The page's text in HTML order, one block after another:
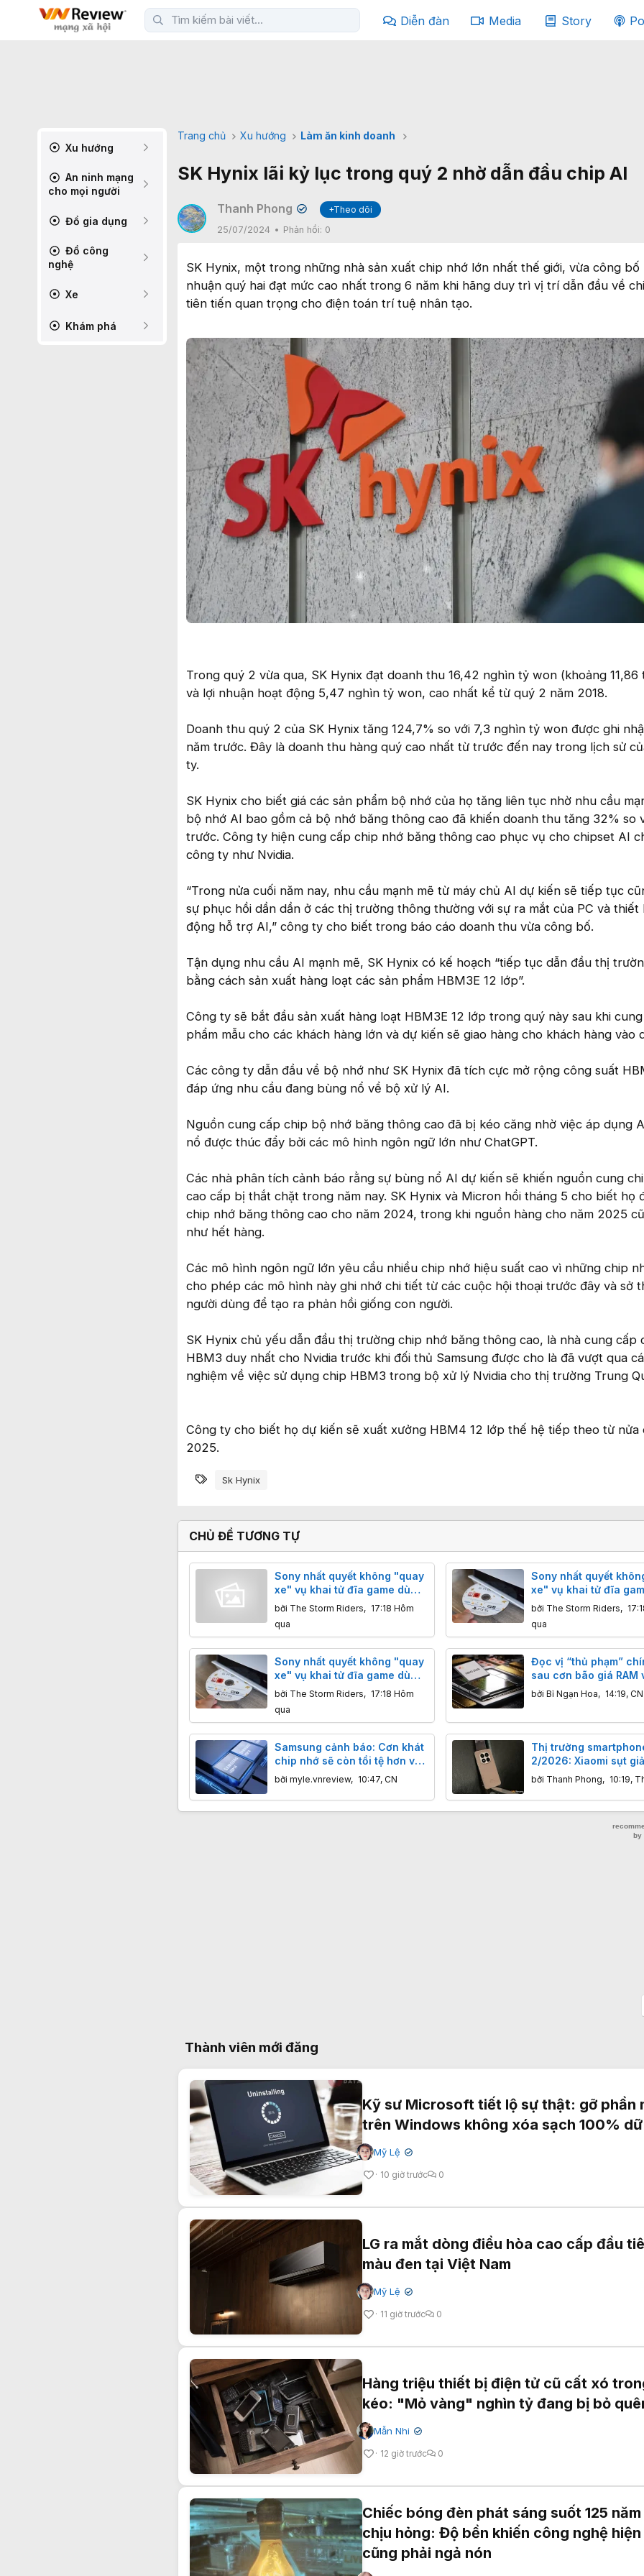
Diễn đàn Media Story
Xu hướng
An ninh mạng
cho mọi người
Đồ gia dụng
Đồ công
nghệ
Xe
Khám phá
Trang chủ Xu hướng Làm ăn kinh doanh
SK Hynix lãi kỷ lục trong quý 2 nhờ dẫn đầu chip AI
Thanh Phong ✔
+Theo dõi
25/07/2024
Phản hồi: 0
SK Hynix, một trong những nhà sản xuất chip nhớ lớn nhất thế giới, vừa công bố
nhuận quý hai đạt mức cao nhất trong 6 năm khi hãng duy trì vị trí dẫn đầu về
tiên tiến quan trọng cho điện toán trí tuệ nhân tạo.
Trong quý 2 vừa qua, SK Hynix đạt doanh thu 16,42 nghìn tỷ won (khoảng 11,86
và lợi nhuận hoạt động 5,47 nghìn tỷ won, cao nhất kể từ quý 2 năm 2018.
Doanh thu quý 2 của SK Hynix tăng 124,7% so với 7,3 nghìn tỷ won được ghi
năm trước. Đây là doanh thu hàng quý cao nhất từ trước đến nay trong lịch sử
ty.
SK Hynix cho biết giá các sản phẩm bộ nhớ của họ tăng liên tục nhờ nhu cầu
bộ nhớ AI bao gồm cả bộ nhớ băng thông cao đã khiến doanh thu tăng 32% so
trước. Công ty hiện cung cấp chip nhớ băng thông cao phục vụ cho chipset AI
công ty như Nvidia.
“Trong nửa cuối năm nay, nhu cầu mạnh mẽ từ máy chủ AI dự kiến sẽ tiếp tục
sự phục hồi dần dần ở các thị trường thông thường với sự ra mắt của PC và thiết
động hỗ trợ AI,” công ty cho biết trong báo cáo doanh thu vừa công bố.
Tận dụng nhu cầu AI mạnh mẽ, SK Hynix có kế hoạch “tiếp tục dẫn đầu thị
bằng cách sản xuất hàng loạt các sản phẩm HBM3E 12 lớp”.
Công ty sẽ bắt đầu sản xuất hàng loạt HBM3E 12 lớp trong quý này sau khi
phẩm mẫu cho các khách hàng lớn và dự kiến sẽ giao hàng cho khách hàng vào
Các công ty dẫn đầu về bộ nhớ như SK Hynix đã tích cực mở rộng công suất
đáp ứng nhu cầu đang bùng nổ về bộ xử lý AI.
Nguồn cung cấp chip bộ nhớ băng thông cao đã bị kéo căng nhờ việc áp dụng
nổ được thúc đẩy bởi các mô hình ngôn ngữ lớn như ChatGPT.
Các nhà phân tích cảnh báo rằng sự bùng nổ AI dự kiến sẽ khiến nguồn cung
cao cấp bị thắt chặt trong năm nay. SK Hynix và Micron hồi tháng 5 cho biết họ
chip nhớ băng thông cao cho năm 2024, trong khi nguồn hàng cho năm 2025
như hết hàng.
Các mô hình ngôn ngữ lớn yêu cầu nhiều chip nhớ hiệu suất cao vì những chip
cho phép các mô hình này ghi nhớ chi tiết từ các cuộc hội thoại trước đây và sở
người dùng để tạo ra phản hồi giống con người.
SK Hynix chủ yếu dẫn đầu thị trường chip nhớ băng thông cao, là nhà cung cấp
HBM3 duy nhất cho Nvidia trước khi đối thủ Samsung được cho là đã vượt qua
nghiệm về việc sử dụng chip HBM3 trong bộ xử lý Nvidia cho thị trường Trung
Công ty cho biết họ dự kiến sẽ xuất xưởng HBM4 12 lớp thế hệ tiếp theo từ nửa
2025.
Từ khóa
Sk Hynix
CHỦ ĐỀ TƯƠNG TỰ
Sony nhất quyết không "quay
xe" vụ khai tử đĩa game dù
cộng đồng dọa tẩy chay
bởi The Storm Riders, 17:18 Hôm
qua
Sony nhất quyết
xe" vụ khai tử đĩa
cộng đồng dọa tẩy
bởi The Storm Riders,
qua
Sony nhất quyết không "quay
xe" vụ khai tử đĩa game dù
cộng đồng dọa tẩy chay
bởi The Storm Riders, 17:18 Hôm
qua
Đọc vị “thủ phạm”
sau cơn bão giá RAM
nhớ toàn cầu
bởi Bỉ Ngạn Hoa, 14:19, CN
Samsung cảnh báo: Cơn khát
chip nhớ sẽ còn tồi tệ hơn vào
năm 2027
bởi myle.vnreview, 10:47, CN
Thị trường
2/2026: Xiaomi sụt
doanh số nặng nhất,
‘ăn” nửa doanh thu
bởi Thanh Phong, 10:19,
Thành viên mới đăng
Kỹ sư Microsoft tiết lộ sự thật: gỡ phần
trên Windows không xóa sạch 100%
Mỹ Lệ ✔
10 giờ trước 0
LG ra mắt dòng điều hòa cao cấp đầu
màu đen tại Việt Nam
Mỹ Lệ ✔
11 giờ trước 0
Hàng triệu thiết bị điện tử cũ cất xó
kéo: "Mỏ vàng" nghìn tỷ đang bị bỏ
Mẫn Nhi ✔
12 giờ trước 0
Chiếc bóng đèn phát sáng suốt 125
chịu hỏng: Độ bền khiến công nghệ hiện
cũng phải ngả nón